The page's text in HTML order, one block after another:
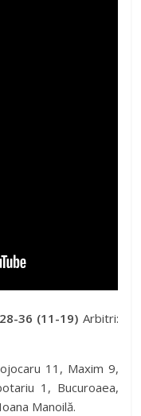
28-36 (11-19) Arbitri:
11, Maxim 9,
1, Bucuroaea,
Manoilă.